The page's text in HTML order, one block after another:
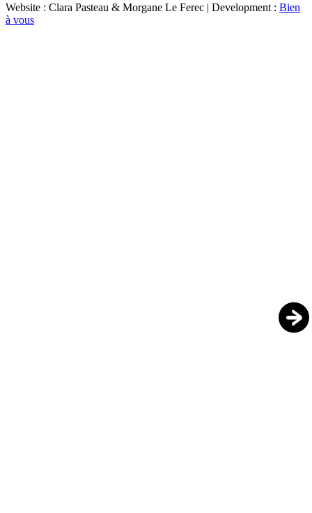
Website : Clara Pasteau & Morgane Le Ferec | Development : Bien
à vous